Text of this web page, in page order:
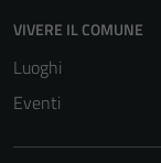
VIVERE IL COMUNE
Luoghi
Eventi